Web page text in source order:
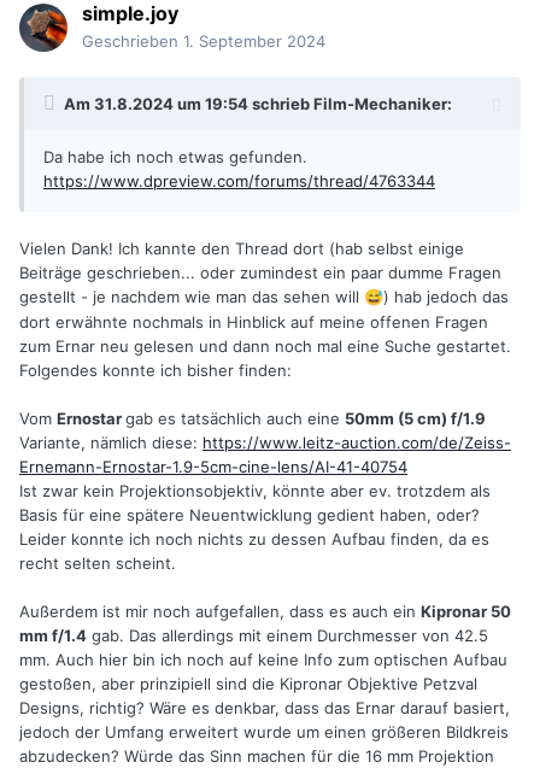
simple.joy
Geschrieben 1. September 2024
Am 31.8.2024 um 19:54 schriebFilm-Mechaniker:
Da habe ich noch etwas gefunden.
https://www.dpreview.com/forums/thread/4763344
Vielen Dank! Ich kannte den Thread dort (hab selbst einige
Beiträge geschrieben... oder zumindest ein paar dumme Fragen
gestellt - je nachdem wie man das sehen will 😅) hab jedoch das
dort erwähnte nochmals in Hinblick auf meine offenen Fragen
zum Ernar neu gelesen und dann noch mal eine Suche gestartet.
Folgendes konnte ich bisher finden:
Vom Ernostargab es tatsächlich auch eine 50mm (5 cm) f/1.9
Variante, nämlich diese: https://www.leitz-auction.com/de/Zeiss-
Ernemann-Ernostar-1.9-5cm-cine-lens/AI-41-40754
Ist zwar kein Projektionsobjektiv, könnte aber ev. trotzdem als
Basis für eine spätere Neuentwicklung gedient haben, oder?
Leider konnte ich noch nichts zu dessen Aufbau finden, da es
recht selten scheint.
Außerdem ist mir noch aufgefallen, dass es auch ein Kipronar 50
mm f/1.4 gab. Das allerdings mit einem Durchmesser von 42.5
mm. Auch hier bin ich noch auf keine Info zum optischen Aufbau
gestoßen, aber prinzipiell sind die Kipronar Objektive Petzval
Designs, richtig? Wäre es denkbar, dass das Ernar darauf basiert,
jedoch der Umfang erweitert wurde um einen größeren Bildkreis
abzudecken? Würde das Sinn machen für die 16 mm Projektion